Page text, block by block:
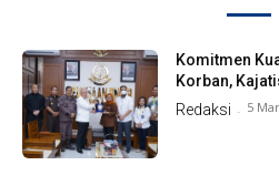
Komitmen
Korban,
Redaksi - 5